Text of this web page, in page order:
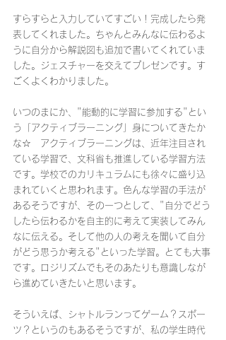
すらすらと入力していてすごい！完成したら発
表してくれました。ちゃんとみんなに伝わるよ
うに自分から解説図も追加で書いてくれていま
した。ジェスチャーを交えてプレゼンです。す
ごくよくわかりました。
いつのまにか、"能動的に学習に参加する"とい
う「アクティブラーニング」身についてきたか
な☆　アクティブラーニングは、近年注目され
ている学習で、文科省も推進している学習方法
です。学校でのカリキュラムにも徐々に盛り込
まれていくと思われます。色んな学習の手法が
あるそうですが、その一つとして、"自分でどう
したら伝わるかを自主的に考えて実装してみん
なに伝える。そして他の人の考えを聞いて自分
がどう思うか考える"といった学習。とても大事
です。ロジリズムでもそのあたりも意識しなが
ら進めていきたいと思います。
そういえば、シャトルランってゲーム？スポー
ツ？というのもあるそうですが、私の学生時代